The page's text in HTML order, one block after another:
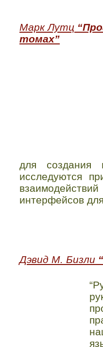
Марк Лутц
томах”
для создания
исследуются
интерфейсов
Дэвид М. Бизли